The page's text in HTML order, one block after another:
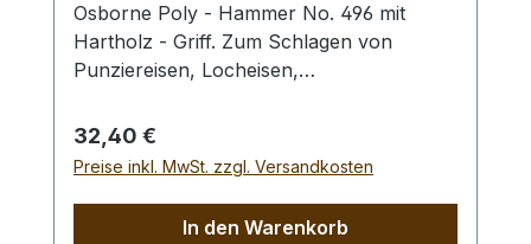
Osborne Poly - Hammer No. 496 mit
Hartholz - Griff. Zum Schlagen von
Punziereisen, Locheisen,
Schlagfläche. Wenig Rückschlag durch
schlagabsorbierenden Poly -
Hammerkopf. 240 gr Gesamtgewicht /
Regulärer Preis:
32,40 €
Preise inkl. MwSt. zzgl. Versandkosten
In den Warenkorb